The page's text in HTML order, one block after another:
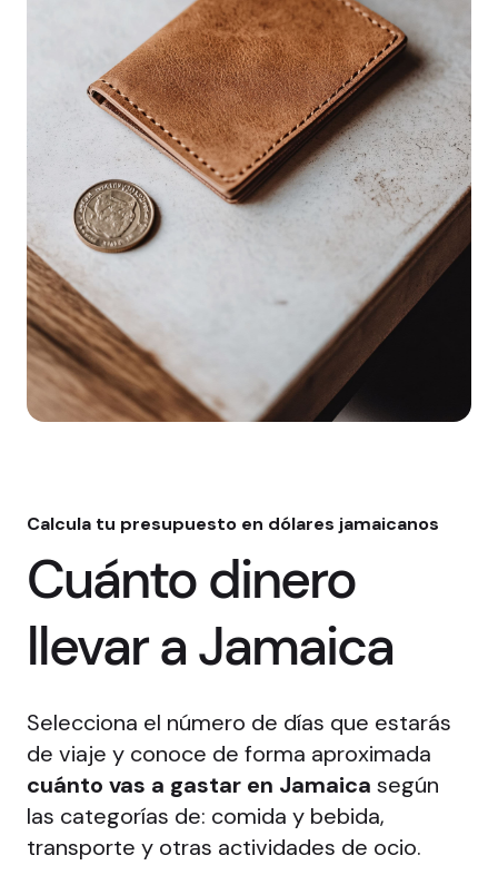
Calcula tu presupuesto en dólares jamaicanos
Cuánto dinero
llevar a Jamaica
Selecciona el número de días que estarás
de viaje y conoce de forma aproximada
cuánto vas a gastar en Jamaica según
las categorías de: comida y bebida,
transporte y otras actividades de ocio.